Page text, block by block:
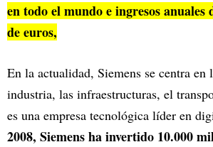
en todo el mundo e ingresos anuales
de euros,
En la actualidad, Siemens se centra en
industria, las infraestructuras, el
es una empresa tecnológica líder en
2008, Siemens ha invertido 10.000